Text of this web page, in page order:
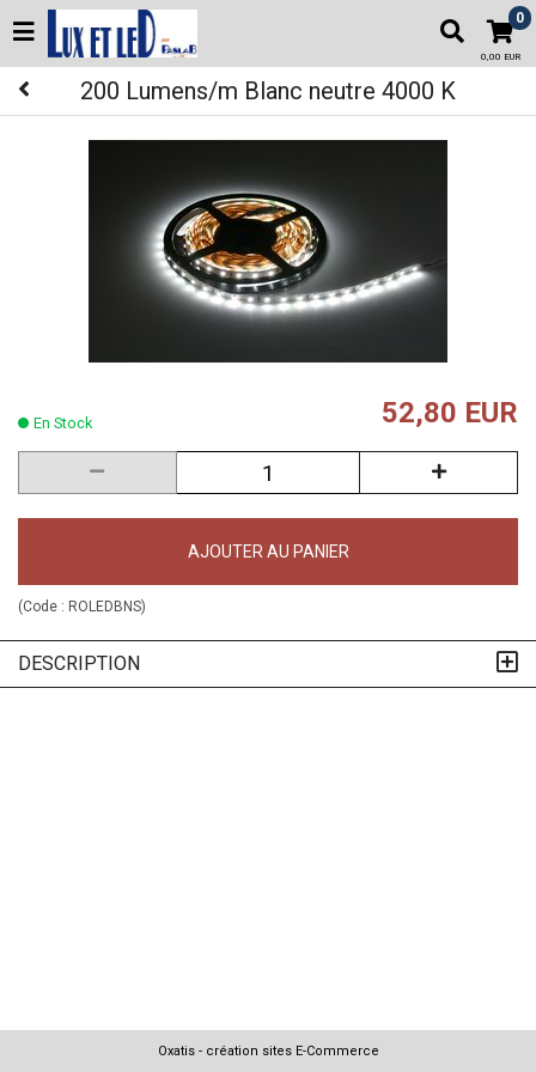
0
0,00 EUR
200 Lumens/m Blanc neutre 4000 K
En Stock 52,80 EUR
AJOUTER AU PANIER
(Code : ROLEDBNS)
DESCRIPTION
Oxatis - création sites E-Commerce